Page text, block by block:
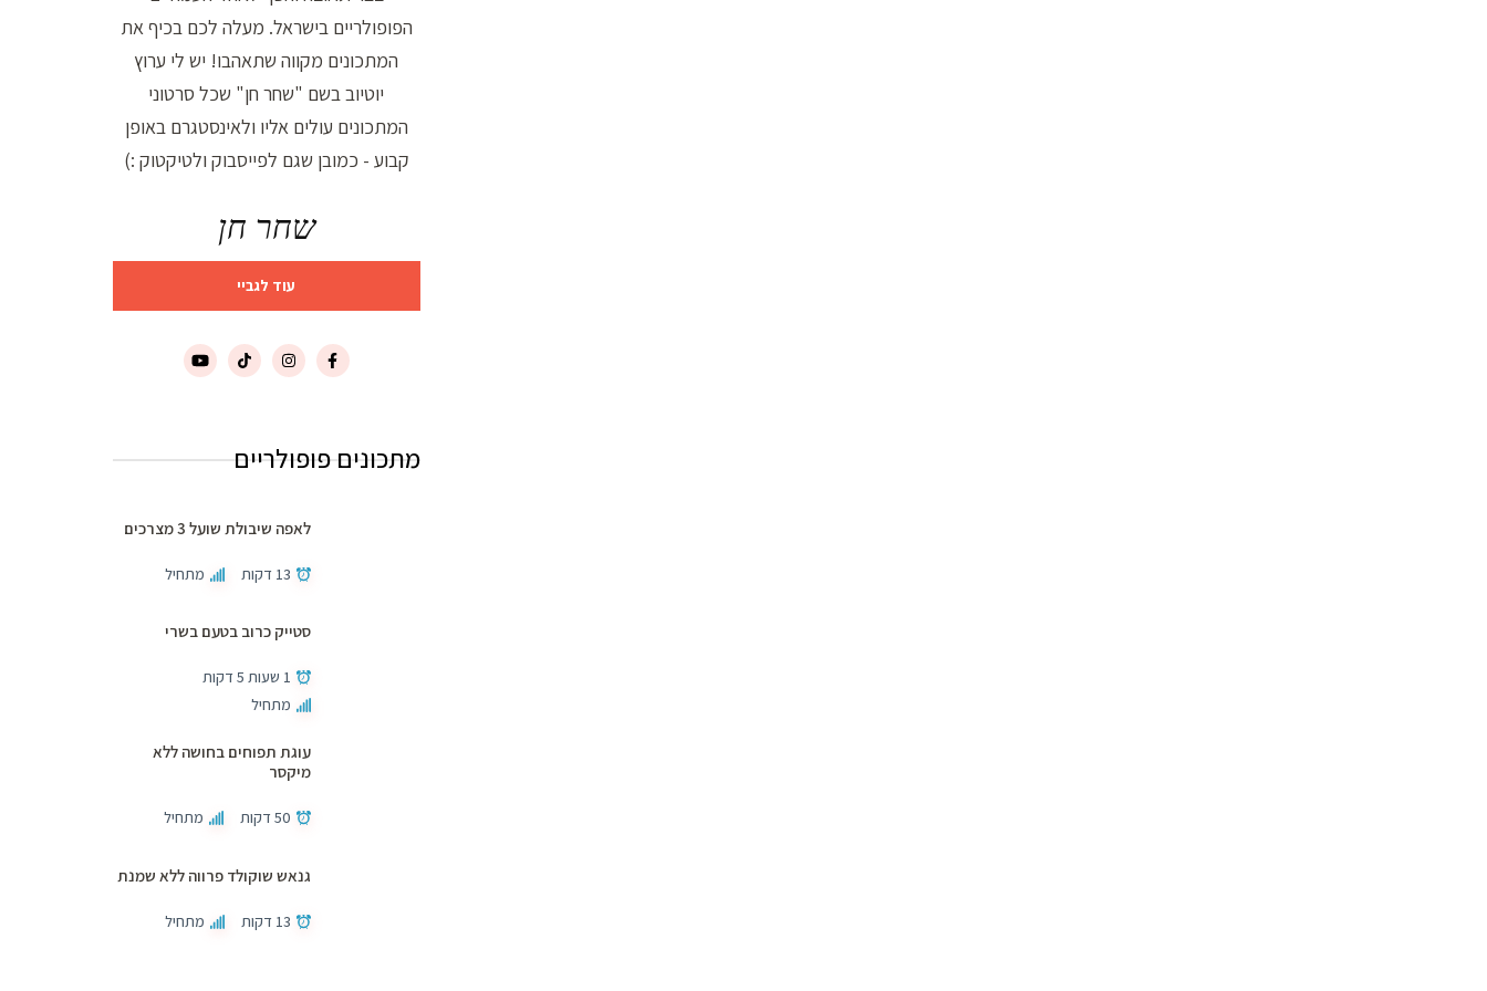
הפופולריים בישראל. מעלה לכם בכיף את
המתכונים מקווה שתאהבו! יש לי ערוץ
יוטיוב בשם "שחר חן" שכל סרטוני
המתכונים עולים אליו ולאינסטגרם באופן
קבוע - כמובן שגם לפייסבוק ולטיקטוק :)
שחר חן
עוד לגביי
מתכונים פופולריים
לאפה שיבולת שועל 3 מצרכים
13 דקות מתחיל
סטייק כרוב בטעם בשרי
1 שעות 5 דקות
מתחיל
עוגת תפוחים בחושה ללא
מיקסר
50 דקות מתחיל
גנאש שוקולד פרווה ללא שמנת
13 דקות מתחיל